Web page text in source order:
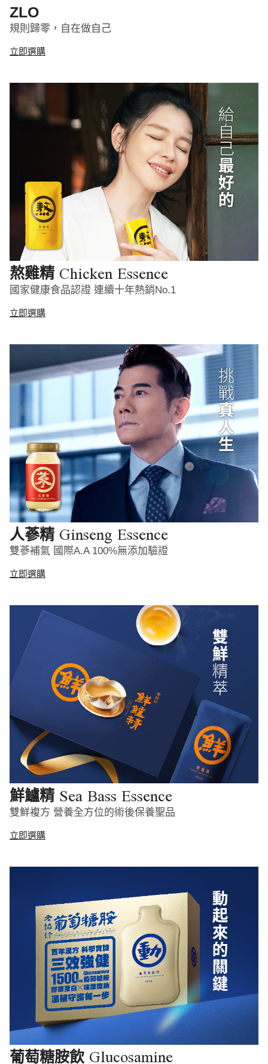
ZLO
規則歸零，自在做自己
立即選購
熬雞精 Chicken Essence
國家健康食品認證 連續十年熱銷No.1
立即選購
人蔘精 Ginseng Essence
雙蔘補氣 國際A.A 100%無添加驗證
立即選購
鮮鱸精 Sea Bass Essence
雙鮮複方 營養全方位的術後保養聖品
立即選購
葡萄糖胺飲